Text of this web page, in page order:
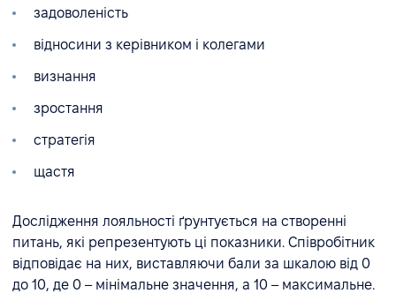
задоволеність
відносини з керівником і колегами
визнання
зростання
стратегія
щастя
Дослідження лояльності ґрунтується на створенні
питань, які репрезентують ці показники. Співробітник
відповідає на них, виставляючи бали за шкалою від 0
до 10, де 0 – мінімальне значення, а 10 – максимальне.